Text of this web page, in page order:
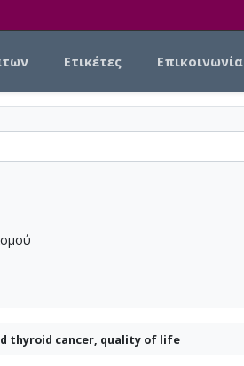
Ετικέτες Επικοινωνία
thyroid cancer, quality of life